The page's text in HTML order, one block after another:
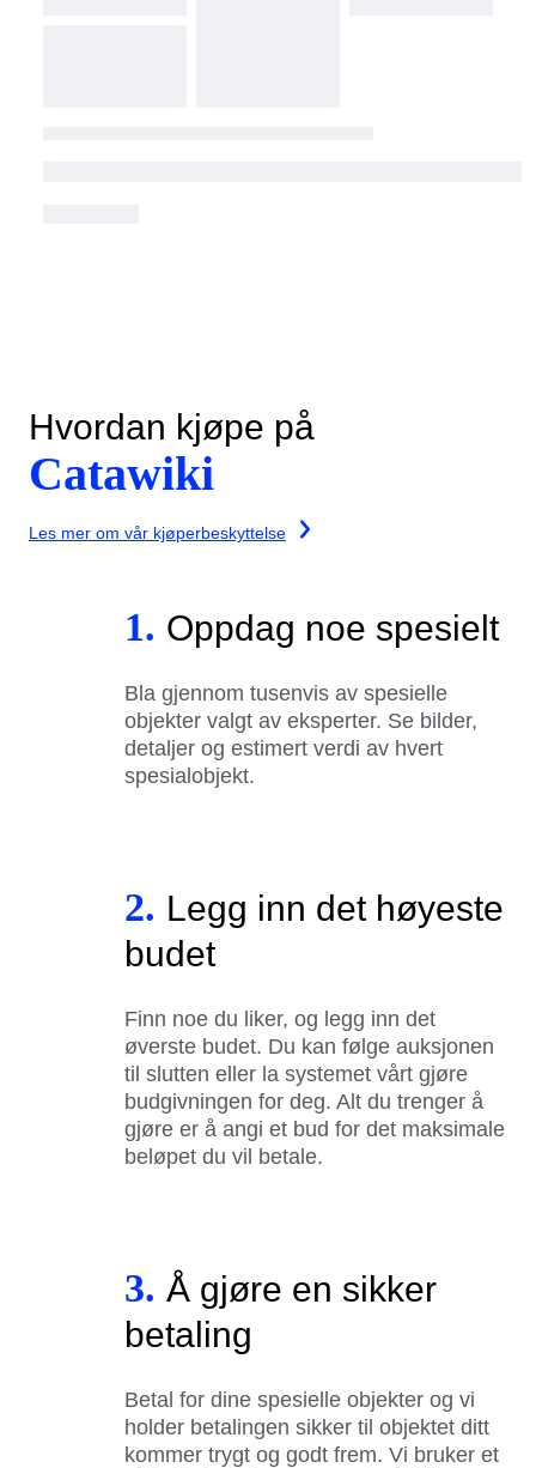
Hvordan kjøpe på
Catawiki
Les mer om vår kjøperbeskyttelse
1. Oppdag noe spesielt
Bla gjennom tusenvis av spesielle
objekter valgt av eksperter. Se bilder,
detaljer og estimert verdi av hvert
spesialobjekt.
2. Legg inn det høyeste
budet
Finn noe du liker, og legg inn det
øverste budet. Du kan følge auksjonen
til slutten eller la systemet vårt gjøre
budgivningen for deg. Alt du trenger å
gjøre er å angi et bud for det maksimale
beløpet du vil betale.
3. Å gjøre en sikker
betaling
Betal for dine spesielle objekter og vi
holder betalingen sikker til objektet ditt
kommer trygt og godt frem. Vi bruker et